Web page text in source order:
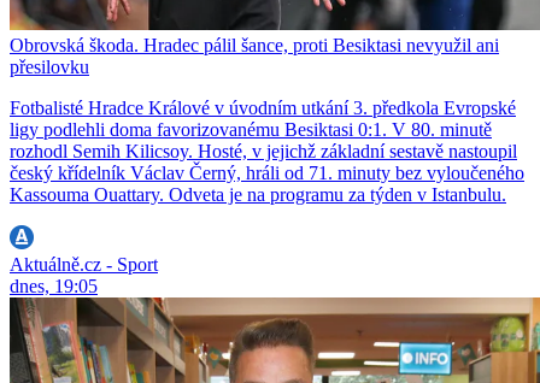
Obrovská škoda. Hradec pálil šance, proti Besiktasi nevyužil ani
přesilovku
Fotbalisté Hradce Králové v úvodním utkání 3. předkola Evropské
ligy podlehli doma favorizovanému Besiktasi 0:1. V 80. minutě
rozhodl Semih Kilicsoy. Hosté, v jejichž základní sestavě nastoupil
český křídelník Václav Černý, hráli od 71. minuty bez vyloučeného
Kassouma Ouattary. Odveta je na programu za týden v Istanbulu.
Aktuálně.cz - Sport
dnes, 19:05